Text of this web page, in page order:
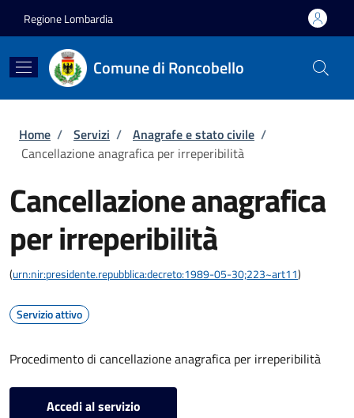
Regione Lombardia
Comune di Roncobello
Briciole di pane
Home / Servizi / Anagrafe e stato civile /
Cancellazione anagrafica per irreperibilità
Cancellazione anagrafica
per irreperibilità
(urn:nir:presidente.repubblica:decreto:1989-05-30;223~art11)
Servizio attivo
Procedimento di cancellazione anagrafica per irreperibilità
Accedi al servizio